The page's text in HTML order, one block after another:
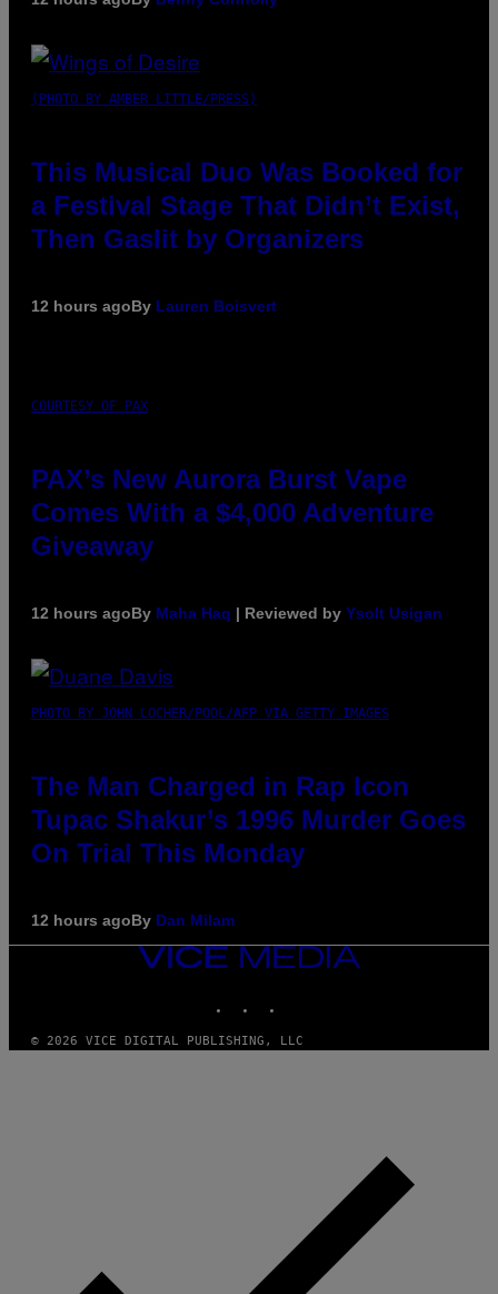
(PHOTO BY AMBER LITTLE/PRESS)
This Musical Duo Was Booked for
a Festival Stage That Didn’t Exist,
Then Gaslit by Organizers
12 hours agoBy Lauren Boisvert
COURTESY OF PAX
PAX’s New Aurora Burst Vape
Comes With a $4,000 Adventure
Giveaway
12 hours agoBy Maha Haq | Reviewed by Ysolt Usigan
PHOTO BY JOHN LOCHER/POOL/AFP VIA GETTY IMAGES
The Man Charged in Rap Icon
Tupac Shakur’s 1996 Murder Goes
On Trial This Monday
12 hours agoBy Dan Milam
VICE
MEDIA
© 2026 VICE DIGITAL PUBLISHING, LLC